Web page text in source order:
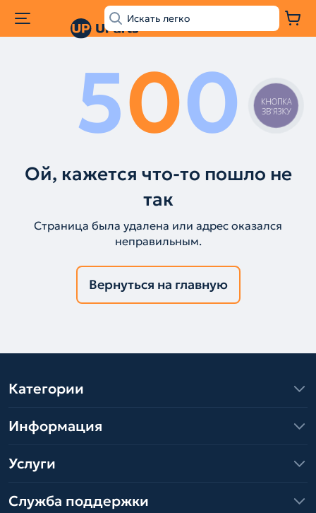
500
Ой, кажется что-то пошло не
так
Страница была удалена или адрес оказался
неправильным.
Вернуться на главную
Категории
Информация
Услуги
Служба поддержки
КНОПКА
ЗВ'ЯЗКУ